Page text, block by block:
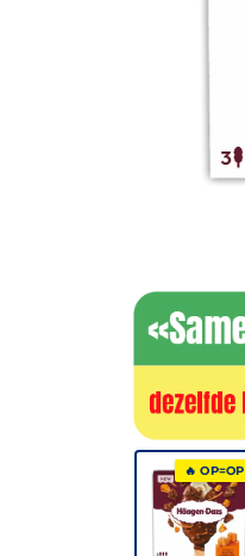
🔥 OP=OP